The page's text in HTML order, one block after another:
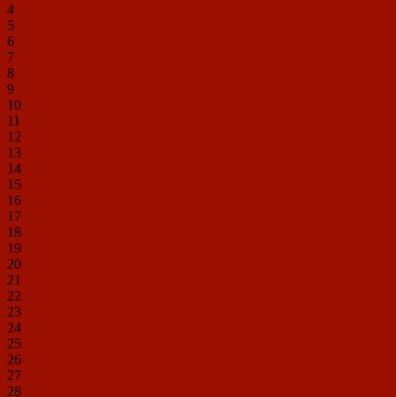
4
5
6
7
8
9
10
11
12
13
14
15
16
17
18
19
20
21
22
23
24
25
26
27
28